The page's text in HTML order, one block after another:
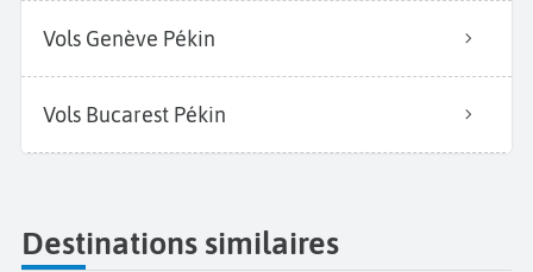
Vols Genève Pékin
Vols Bucarest Pékin
Destinations similaires